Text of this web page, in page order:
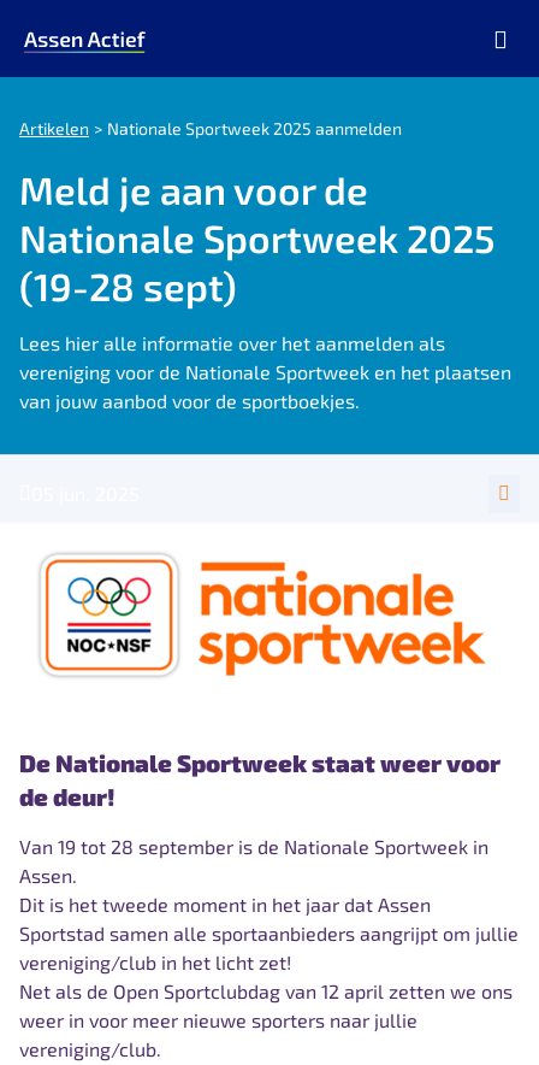
Artikelen Nationale Sportweek 2025 aanmelden
Meld je aan voor de
Nationale Sportweek 2025
(19-28 sept)
Lees hier alle informatie over het aanmelden als
vereniging voor de Nationale Sportweek en het plaatsen
van jouw aanbod voor de sportboekjes.
De Nationale Sportweek staat weer voor
de deur!
Van 19 tot 28 september is de Nationale Sportweek in
Assen.
Dit is het tweede moment in het jaar dat Assen
Sportstad samen alle sportaanbieders aangrijpt om jullie
vereniging/club in het licht zet!
Net als de Open Sportclubdag van 12 april zetten we ons
weer in voor meer nieuwe sporters naar jullie
vereniging/club.